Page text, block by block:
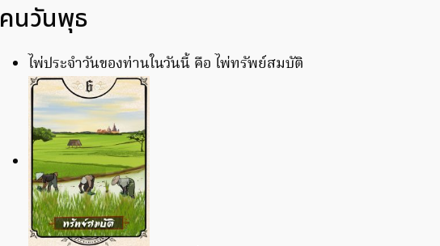
คนวันพุธ
ไพ่ประจำวันของท่านในวันนี้ คือ ไพ่ทรัพย์สมบัติ